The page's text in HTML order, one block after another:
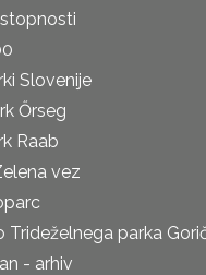
Slovenije
Őrseg
Raab
vez
Trideželnega parka
- arhiv